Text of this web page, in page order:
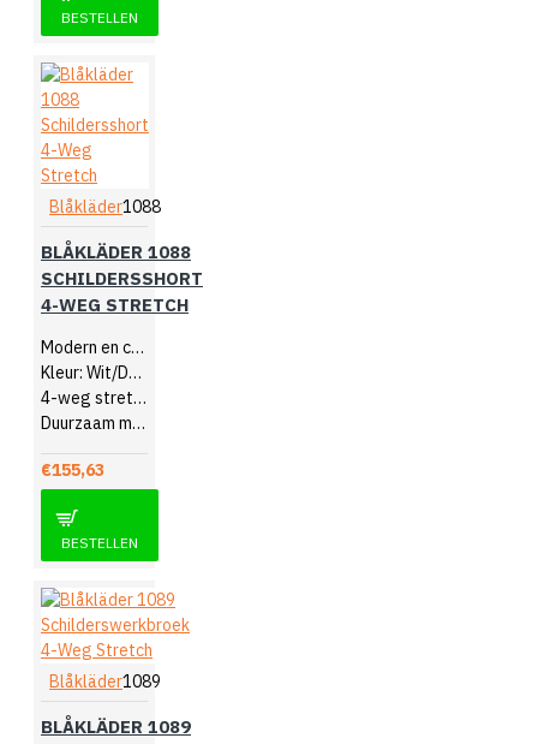
BESTELLEN
Blåkläder1088
BLÅKLÄDER 1088
SCHILDERSSHORT
4-WEG STRETCH
Modern en comfortabel
Kleur: Wit/Donkergrijs
4-weg stretch
Duurzaam materiaal
€155,63
BESTELLEN
Blåkläder1089
BLÅKLÄDER 1089